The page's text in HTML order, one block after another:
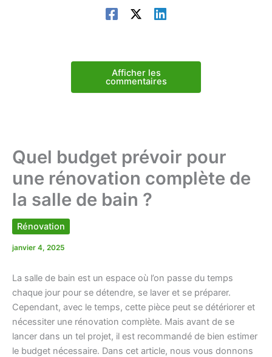
Afficher les
commentaires
Quel budget prévoir pour
une rénovation complète de
la salle de bain ?
Rénovation
janvier 4, 2025
La salle de bain est un espace où l’on passe du temps
chaque jour pour se détendre, se laver et se préparer.
Cependant, avec le temps, cette pièce peut se détériorer et
nécessiter une rénovation complète. Mais avant de se
lancer dans un tel projet, il est recommandé de bien estimer
le budget nécessaire. Dans cet article, nous vous donnons